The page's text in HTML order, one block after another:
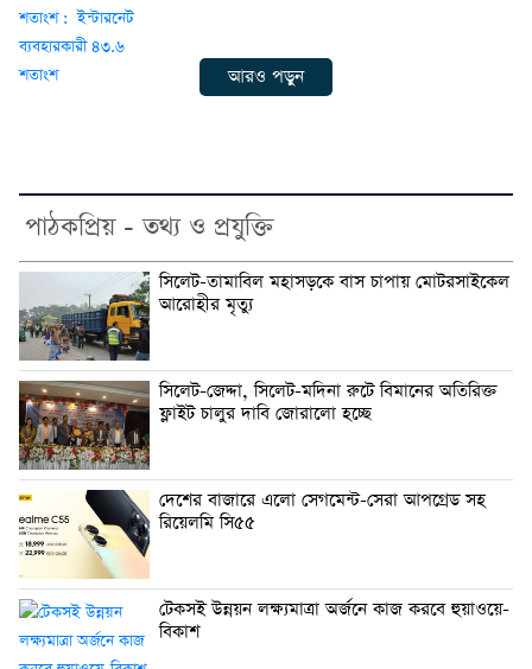
আরও পড়ুন
পাঠকপ্রিয় - তথ্য ও প্রযুক্তি
সিলেট-তামাবিল মহাসড়কে বাস চাপায় মোটরসাইকেল
আরোহীর মৃত্যু
সিলেট-জেদ্দা, সিলেট-মদিনা রুটে বিমানের অতিরিক্ত
ফ্লাইট চালুর দাবি জোরালো হচ্ছে
দেশের বাজারে এলো সেগমেন্ট-সেরা আপগ্রেড সহ
রিয়েলমি সি৫৫
টেকসই উন্নয়ন লক্ষ্যমাত্রা অর্জনে কাজ করবে হুয়াওয়ে-
বিকাশ